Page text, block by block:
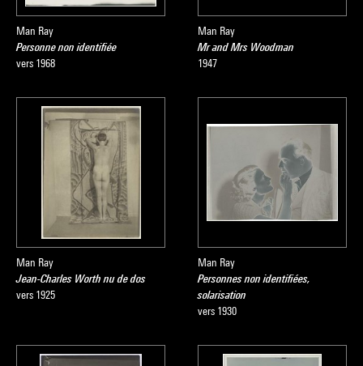
Man Ray
Personne non identifiée
vers 1968
Man Ray
Mr and Mrs Woodman
1947
Man Ray
Jean-Charles Worth nu de dos
vers 1925
Man Ray
Personnes non identifiées,
solarisation
vers 1930